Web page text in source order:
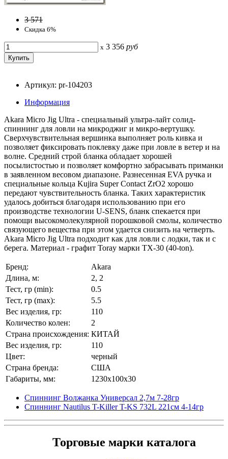
3 571
Скидка 6%
x 3 356 руб
Артикул: pr-104203
Информация
Akara Micro Jig Ultra - специальный ультра-лайт солид-
спиннинг для ловли на микроджиг и микро-вертушку.
Сверхчувствительная вершинка выполняет роль кивка и
позволяет фиксировать поклевку даже при ловле в ветер и на
волне. Средний строй бланка обладает хорошей
посылистостью и позволяет комфортно забрасывать приманки
в заявленном весовом диапазоне. Разнесенная EVA ручка и
специальные кольца Kujira Super Contact ZrO2 хорошо
передают чувствительность бланка. Таких характеристик
удалось добиться благодаря использованию при его
производстве технологии U-SENS, бланк спекается при
помощи высокомолекулярной порошковой смолы, количество
связующего вещества при этом удается снизить на четверть.
Akara Micro Jig Ultra подходит как для ловли с лодки, так и с
берега. Материал - графит Toray марки TX-30 (40-ton).
Бренд:
Akara
Длина, м:
2, 2
Тест, гр (min):
0.5
Тест, гр (max):
5.5
Вес изделия, гр:
110
Количество колен:
2
Страна происхождения: КИТАЙ
Вес изделия, гр:
110
Цвет:
черный
Страна бренда:
США
Габариты, мм:
1230x100x30
Спиннинг Волжанка Универсал 2,7м 7-28гр
Спиннинг Nautilus T-Killer T-KS 732L 221см 4-14гр
Торговые марки каталога